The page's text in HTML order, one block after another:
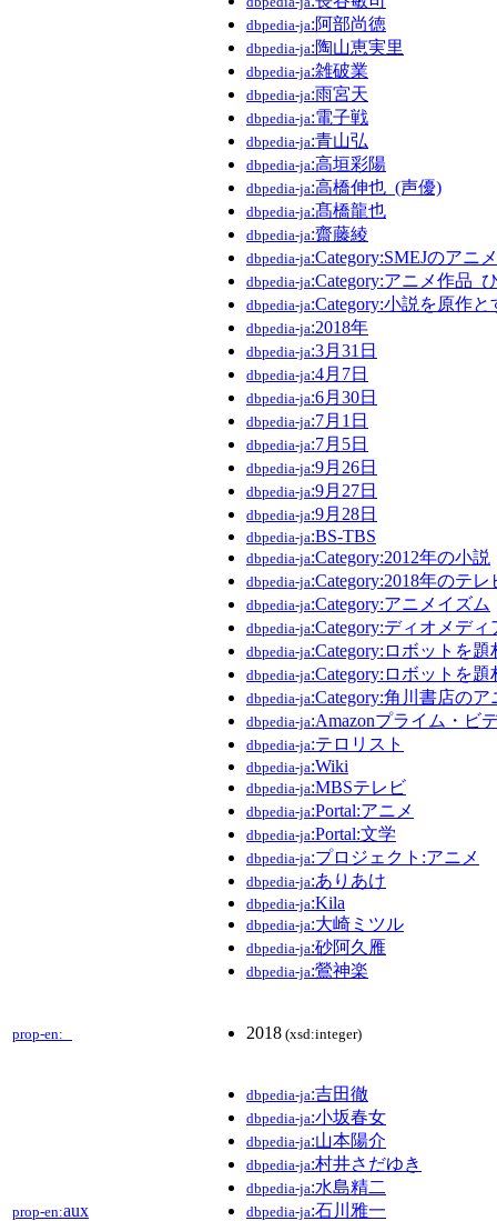
dbpedia-ja:阿部尚徳
dbpedia-ja:陶山恵実里
dbpedia-ja:雑破業
dbpedia-ja:雨宮天
dbpedia-ja:電子戦
dbpedia-ja:青山弘
dbpedia-ja:高垣彩陽
dbpedia-ja:高橋伸也_(声優)
dbpedia-ja:髙橋龍也
dbpedia-ja:齋藤綾
dbpedia-ja:Category:SMEJのアニ
dbpedia-ja:Category:アニメ作品_
dbpedia-ja:Category:小説を原作
dbpedia-ja:2018年
dbpedia-ja:3月31日
dbpedia-ja:4月7日
dbpedia-ja:6月30日
dbpedia-ja:7月1日
dbpedia-ja:7月5日
dbpedia-ja:9月26日
dbpedia-ja:9月27日
dbpedia-ja:9月28日
dbpedia-ja:BS-TBS
dbpedia-ja:Category:2012年の小説
dbpedia-ja:Category:2018年のテ
dbpedia-ja:Category:アニメイズム
dbpedia-ja:Category:ディオメディ
dbpedia-ja:Category:ロボットを
dbpedia-ja:Category:ロボットを
dbpedia-ja:Category:角川書店の
dbpedia-ja:Amazonプライム・ビ
dbpedia-ja:テロリスト
dbpedia-ja:Wiki
dbpedia-ja:MBSテレビ
dbpedia-ja:Portal:アニメ
dbpedia-ja:Portal:文学
dbpedia-ja:プロジェクト:アニメ
dbpedia-ja:ありあけ
dbpedia-ja:Kila
dbpedia-ja:大崎ミツル
dbpedia-ja:砂阿久雁
dbpedia-ja:鶯神楽
prop-en: 2018 (xsd:integer)
prop-en:aux
dbpedia-ja:吉田徹
dbpedia-ja:小坂春女
dbpedia-ja:山本陽介
dbpedia-ja:村井さだゆき
dbpedia-ja:水島精二
dbpedia-ja:石川雅一